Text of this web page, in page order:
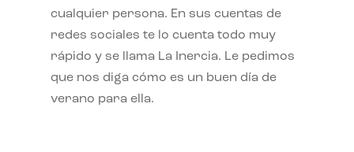
cualquier persona. En sus cuentas de
redes sociales te lo cuenta todo muy
rápido y se llama La Inercia. Le pedimos
que nos diga cómo es un buen día de
verano para ella.